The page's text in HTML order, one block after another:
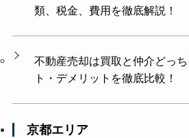
類、税金、費用を徹底解説！
不動産売却は買取と仲介どっ
ト・デメリットを徹底比較！
京都エリア